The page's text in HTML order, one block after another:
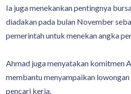
Ia juga menekankan pentingnya
diadakan pada bulan November
pemerintah untuk menekan angka
Ahmad juga menyatakan komitmen
membantu menyampaikan
pencari kerja.